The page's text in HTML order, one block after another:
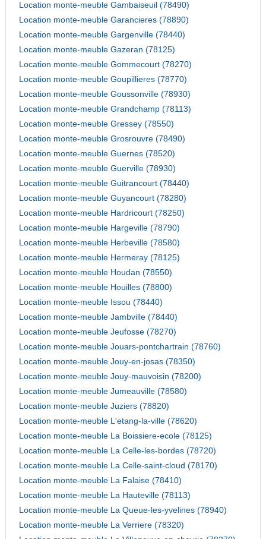
Location monte-meuble Gambaiseuil (78490)
Location monte-meuble Garancieres (78890)
Location monte-meuble Gargenville (78440)
Location monte-meuble Gazeran (78125)
Location monte-meuble Gommecourt (78270)
Location monte-meuble Goupillieres (78770)
Location monte-meuble Goussonville (78930)
Location monte-meuble Grandchamp (78113)
Location monte-meuble Gressey (78550)
Location monte-meuble Grosrouvre (78490)
Location monte-meuble Guernes (78520)
Location monte-meuble Guerville (78930)
Location monte-meuble Guitrancourt (78440)
Location monte-meuble Guyancourt (78280)
Location monte-meuble Hardricourt (78250)
Location monte-meuble Hargeville (78790)
Location monte-meuble Herbeville (78580)
Location monte-meuble Hermeray (78125)
Location monte-meuble Houdan (78550)
Location monte-meuble Houilles (78800)
Location monte-meuble Issou (78440)
Location monte-meuble Jambville (78440)
Location monte-meuble Jeufosse (78270)
Location monte-meuble Jouars-pontchartrain (78760)
Location monte-meuble Jouy-en-josas (78350)
Location monte-meuble Jouy-mauvoisin (78200)
Location monte-meuble Jumeauville (78580)
Location monte-meuble Juziers (78820)
Location monte-meuble L'etang-la-ville (78620)
Location monte-meuble La Boissiere-ecole (78125)
Location monte-meuble La Celle-les-bordes (78720)
Location monte-meuble La Celle-saint-cloud (78170)
Location monte-meuble La Falaise (78410)
Location monte-meuble La Hauteville (78113)
Location monte-meuble La Queue-les-yvelines (78940)
Location monte-meuble La Verriere (78320)